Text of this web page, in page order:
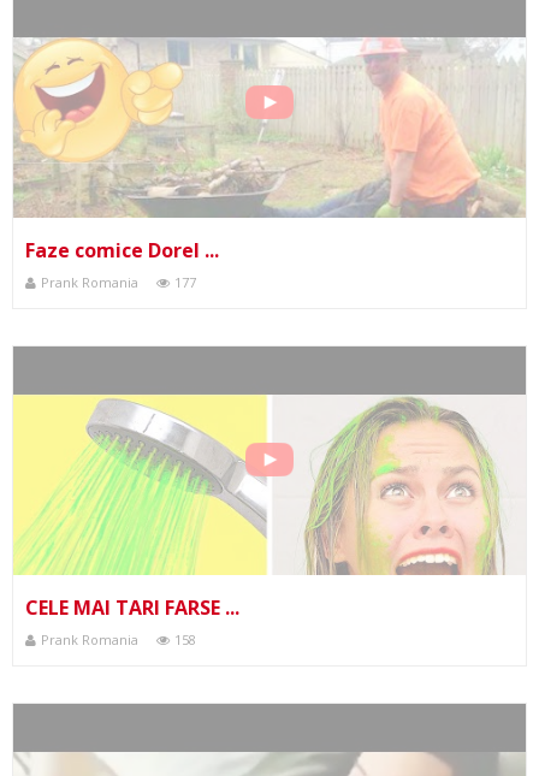
Faze comice Dorel ...
Prank Romania 177
CELE MAI TARI FARSE ...
Prank Romania 158